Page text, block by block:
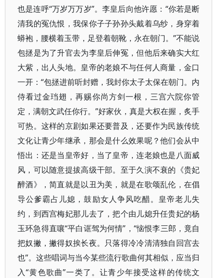
也是连呼“万岁万万岁”。李皇后向他许愿：“你若是断
清我的冤仇恨，我保你子子孙孙头戴着乌纱，身穿着
蟒袍，腰横着玉带，足登着朝靴，永在朝门。”不能说
包拯是为了升官去为李皇后伸冤，但他后来确实大红
大紫，出人头地。皇帝的老娘不与任何人商量，金口
一开：“包拯进前听封赠，我封你太子太保在朝门。内
侍看过金珰翅，再赐你尚方剑一根，三宫六院你管
定，满朝文武任你行。”好家伙，真是大权在握，炙手
可热。这样的京剧如果还要普及，还要作为民族传统
文化让青少年继承，那会是什么效果呢？他们会从中
悟出：还是当皇帝好，当了皇帝，连老娘也是八面威
风，可以随意提拔高级干部。至于久演不衰的《贵妃
醉酒》，简直就是以丑为美，就是在歌颂乱伦，在倡
导公爹霸占儿媳，鼓励女人争风吃醋。皇帝老儿失
约，到西宫梅妃那儿去了，把个由儿媳升任贵妃的杨
玉环急得直嚷“平白诓驾为何情”，“恼恨李三郎，竟自
把奴撇，撇得奴挨长夜。只落得冷冷清清独自回宫去
也”。这些唱词与当今某些流行歌曲何其相似，应当归
入“黄色歌曲”一类了。让青少年接受这样的传统文